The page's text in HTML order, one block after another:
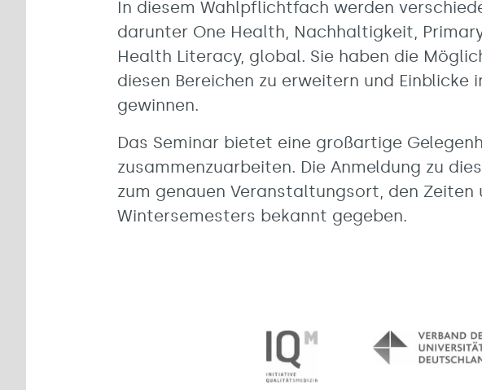
In diesem Wahlpflichtfach werden
darunter One Health, Nachhaltigkeit,
Health Literacy, global. Sie haben die
diesen Bereichen zu erweitern und
gewinnen.
Das Seminar bietet eine großartige
zusammenzuarbeiten. Die Anmeldung zu
zum genauen Veranstaltungsort, den
Wintersemesters bekannt gegeben.